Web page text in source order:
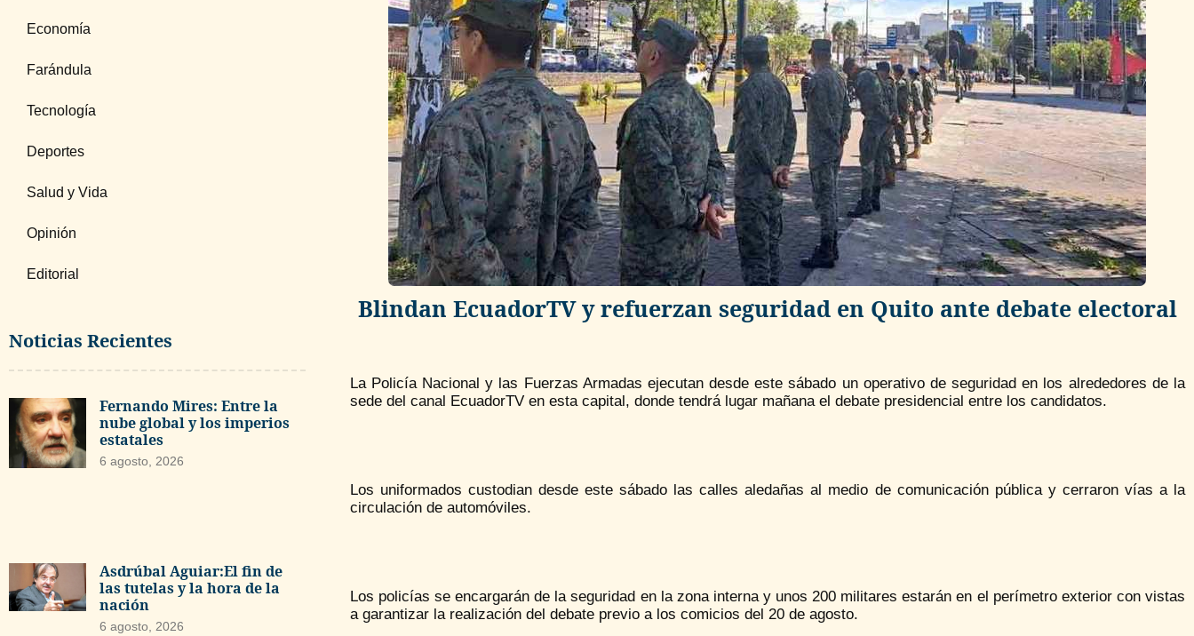
Economía
Farándula
Tecnología
Deportes
Salud y Vida
Opinión
Editorial
Noticias Recientes
Fernando Mires: Entre la
nube global y los imperios
estatales
6 agosto, 2026
Asdrúbal Aguiar:El fin de
las tutelas y la hora de la
nación
6 agosto, 2026
Blindan EcuadorTV y refuerzan seguridad en Quito ante debate electoral
La Policía Nacional y las Fuerzas Armadas ejecutan desde este sábado un operativo de seguridad en los alrededores de la
sede del canal EcuadorTV en esta capital, donde tendrá lugar mañana el debate presidencial entre los candidatos.
Los uniformados custodian desde este sábado las calles aledañas al medio de comunicación pública y cerraron vías a la
circulación de automóviles.
Los policías se encargarán de la seguridad en la zona interna y unos 200 militares estarán en el perímetro exterior con vistas
a garantizar la realización del debate previo a los comicios del 20 de agosto.